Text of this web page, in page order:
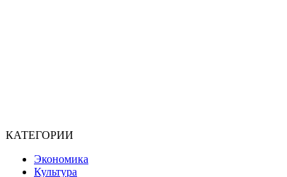
КАТЕГОРИИ
Экономика
Культура